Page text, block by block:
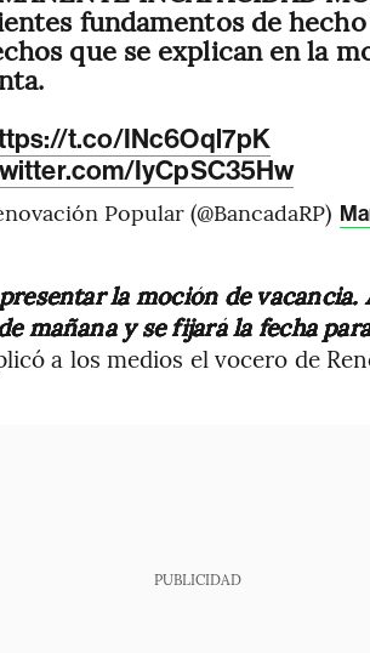
fundamentos de
que se explican en la
t.co/INc6Oql7pK
IyCpSC35Hw
Popular (@BancadaRP)
la moción de
mañana y se fijará la fecha
a los medios el vocero de
PUBLICIDAD